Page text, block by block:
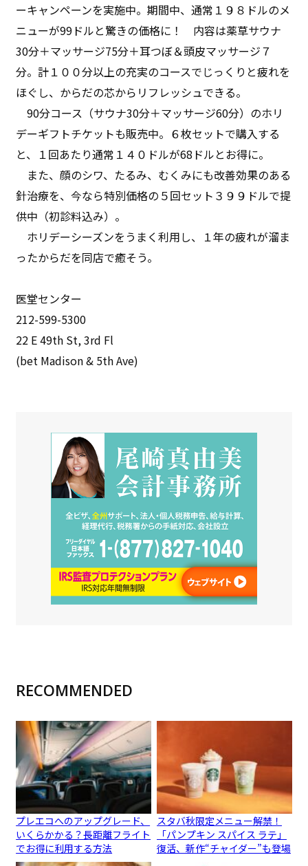
ーキャンペーンを実施中。期間中、通常１９８ドルのメ
ニューが99ドルと驚きの価格に！ 内容は薬草サウナ
30分＋マッサージ75分＋耳つぼ＆頭皮マッサージ７
分。計１００分以上の充実のコースでじっくりと疲れを
ほぐし、からだの芯からリフレッシュできる。
90分コース（サウナ30分＋マッサージ60分）のホリ
デーギフトチケットも販売中。６枚セットで購入する
と、１回あたり通常１４０ドルが68ドルとお得に。
また、顔のシワ、たるみ、むくみにも改善効果のある
針治療を、今なら特別価格の５回セット３９９ドルで提
供中（初診料込み）。
ホリデーシーズンをうまく利用し、１年の疲れが溜ま
ったからだを同店で癒そう。
医堂センター
212-599-5300
22 E 49th St, 3rd Fl
(bet Madison & 5th Ave)
RECOMMENDED
プレエコへのアップグレード、
いくらかかる？長距離フライト
でお得に利用する方法
スタバ秋限定メニュー解禁！
「パンプキン スパイス ラテ」
復活、新作“チャイダー”も登場